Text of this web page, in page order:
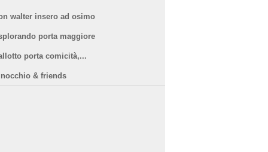
walter insero ad osimo
porta maggiore
porta comicità,...
& friends